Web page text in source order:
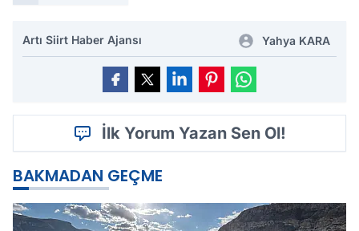
Artı Siirt Haber Ajansı Yahya KARA
İlk Yorum Yazan Sen Ol!
BAKMADAN GEÇME